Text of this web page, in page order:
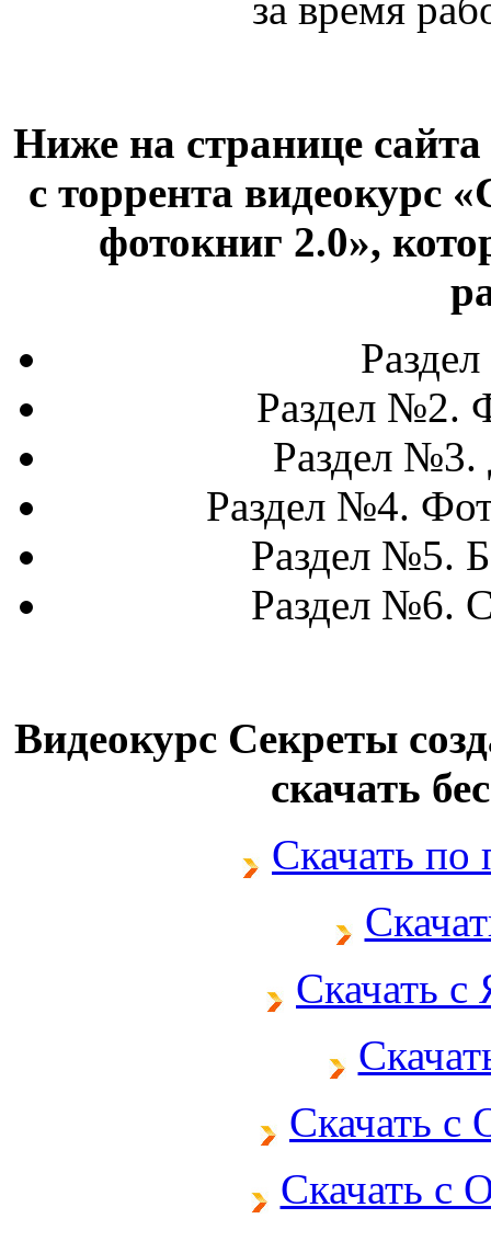
за время
Ниже на странице
с торрента видеокурс
фотокниг 2.0»,
Раздел №2.
Раздел №3.
Раздел №4.
Раздел №5.
Раздел №6.
Видеокурс Секреты
скачать
Скачать
Скачать
Скачать с
Скачать с